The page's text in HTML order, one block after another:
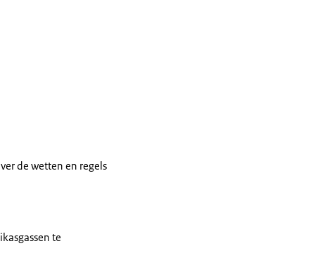
de wetten en regels
te